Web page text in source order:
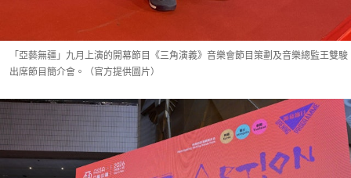
「亞藝無疆」九月上演的開幕節目《三角演義》音樂會節目策劃及音樂總監王雙駿
出席節目簡介會。（官方提供圖片）